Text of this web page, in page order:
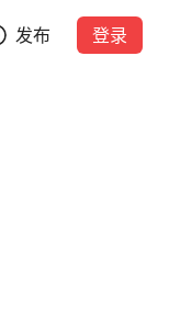
发布 登录